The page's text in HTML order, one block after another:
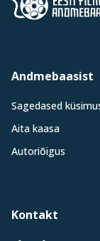
Andmebaasist
Sagedased
Aita kaasa
Autoriõigus
Kontakt